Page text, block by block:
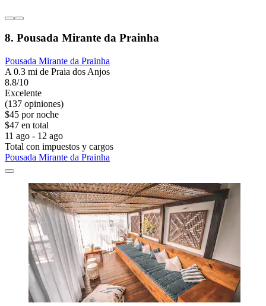
8. Pousada Mirante da Prainha
Pousada Mirante da Prainha
A 0.3 mi de Praia dos Anjos
8.8/10
Excelente
(137 opiniones)
$45 por noche
$47 en total
11 ago - 12 ago
Total con impuestos y cargos
Pousada Mirante da Prainha